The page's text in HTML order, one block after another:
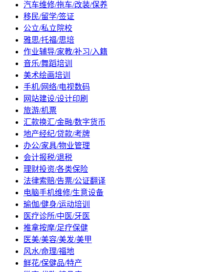
汽车维修/拖车/改装/保养
移民/留学/签证
公立/私立院校
雅思/托福/思培
作业辅导/家教/补习/入籍
音乐/舞蹈培训
美术绘画培训
手机/网络/电视数码
网站建设/设计印刷
旅游/机票
汇款换汇/金融/数字货币
地产经纪/贷款/考牌
办公/家具/物业管理
会计报税/退税
理财投资/各类保险
法律索赔/告票/公证翻译
电脑手机维修/生意设备
瑜伽/健身/运动培训
医疗诊所/中医/牙医
推拿按摩/足疗保健
医美/美容/美发/美甲
风水/命理/福地
鲜花/保健品/特产